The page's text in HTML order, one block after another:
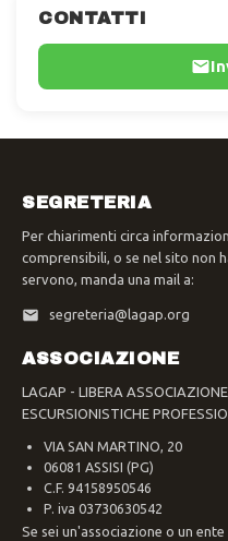
CONTATTI
SEGRETERIA
Per chiarimenti circa
comprensibili, o se nel sito non
servono, manda una mail a:
segreteria@lagap.org
ASSOCIAZIONE
LAGAP - LIBERA
ESCURSIONISTICHE
VIA SAN MARTINO, 20
06081 ASSISI (PG)
C.F. 94158950546
P. iva 03730630542
Se sei un'associazione o un ente